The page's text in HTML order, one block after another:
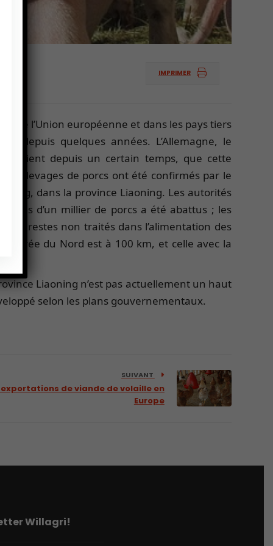
IMPRIMER
de l’Union européenne et dans les pays tiers
depuis quelques années. L’Allemagne, le
depuis un certain temps, que cette
élevages de porcs ont été confirmés par le
dans la province Liaoning. Les autorités
Près d’un millier de porcs a été abattus ; les
de restes non traités dans l’alimentation des
Corée du Nord est à 100 km, et celle avec la
Liaoning n’est pas actuellement un haut
selon les plans gouvernementaux.
SUIVANT
de viande de volaille en
Europe
Willagri!